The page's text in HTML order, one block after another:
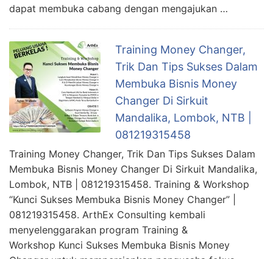
dapat membuka cabang dengan mengajukan …
Training Money Changer,
Trik Dan Tips Sukses Dalam
Membuka Bisnis Money
Changer Di Sirkuit
Mandalika, Lombok, NTB |
081219315458
Training Money Changer, Trik Dan Tips Sukses Dalam
Membuka Bisnis Money Changer Di Sirkuit Mandalika,
Lombok, NTB | 081219315458. Training & Workshop
“Kunci Sukses Membuka Bisnis Money Changer” |
081219315458. ArthEx Consulting kembali
menyelenggarakan program Training &
Workshop Kunci Sukses Membuka Bisnis Money